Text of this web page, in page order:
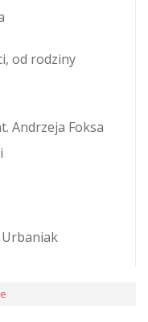
od rodziny
Andrzeja Foksa
Urbaniak